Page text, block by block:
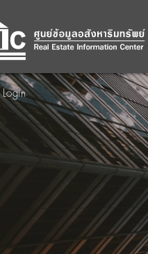
Login